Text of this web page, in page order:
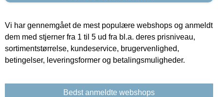
Vi har gennemgået de mest populære webshops og anmeldt
dem med stjerner fra 1 til 5 ud fra bl.a. deres prisniveau,
sortimentstørrelse, kundeservice, brugervenlighed,
betingelser, leveringsformer og betalingsmuligheder.
Bedst anmeldte webshops